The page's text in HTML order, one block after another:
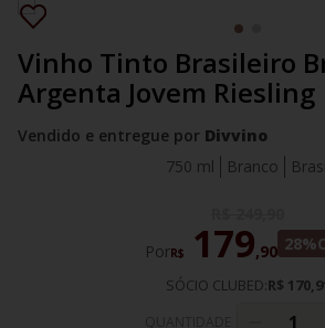
Vinho Tinto Brasileiro
Argenta Jovem Riesling
Vendido e entregue por Divvino
Branco
750 ml
PorR$ 179,90 28%
SÓCIO CLUBED:R$